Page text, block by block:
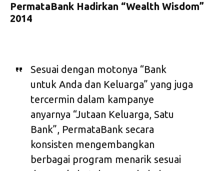
PermataBank Hadirkan “Wealth Wisdom”
2014
Sesuai dengan motonya “Bank
untuk Anda dan Keluarga” yang juga
tercermin dalam kampanye
anyarnya “Jutaan Keluarga, Satu
Bank”, PermataBank secara
konsisten mengembangkan
berbagai program menarik sesuai